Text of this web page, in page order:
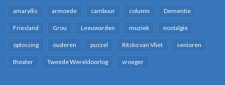
amaryllis armoede cambuur column Dementie
Friesland Grou Leeuwarden muziek nostalgie
oplossing ouderen puzzel Ritsko van Vliet senioren
theater Tweede Wereldoorlog vroeger